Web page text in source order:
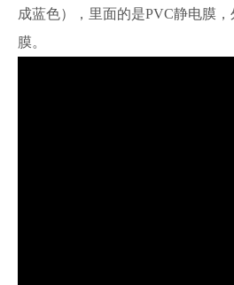
成蓝色），里面的是PVC静电膜
膜。